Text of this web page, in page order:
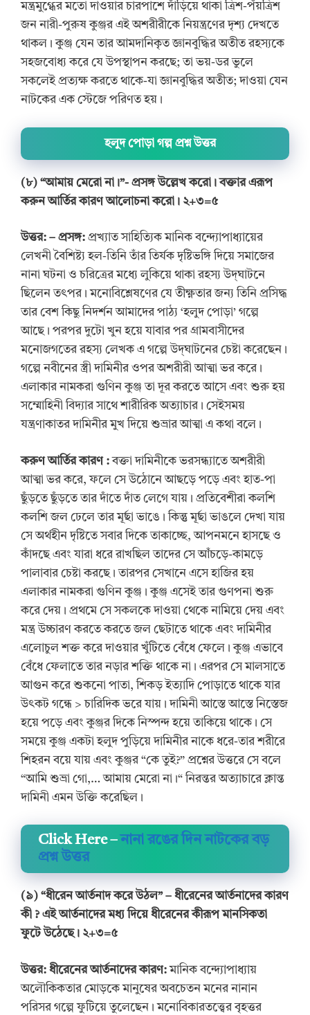
মন্ত্রমুগ্ধের মতো দাওয়ার চারপাশে দাঁড়িয়ে থাকা ত্রিশ-পঁয়ত্রিশ
জন নারী-পুরুষ কুঞ্জর এই অশরীরীকে নিয়ন্ত্রণের দৃশ্য দেখতে
থাকল। কুঞ্জ যেন তার আমদানিকৃত জ্ঞানবুদ্ধির অতীত রহস্যকে
সহজবোধ্য করে যে উপস্থাপন করছে; তা ভয়-ডর ভুলে
সকলেই প্রত্যক্ষ করতে থাকে-যা জ্ঞানবুদ্ধির অতীত; দাওয়া যেন
নাটকের এক স্টেজে পরিণত হয়।
হলুদ পোড়া গল্প প্রশ্ন উত্তর
(৮) “আমায় মেরো না।”- প্রসঙ্গ উল্লেখ করো। বক্তার এরূপ
করুন আর্তির কারণ আলোচনা করো। ২+৩=৫
উত্তর: – প্রসঙ্গ: প্রখ্যাত সাহিত্যিক মানিক বন্দ্যোপাধ্যায়ের
লেখনী বৈশিষ্ট্য হল-তিনি তাঁর তির্যক দৃষ্টিভঙ্গি দিয়ে সমাজের
নানা ঘটনা ও চরিত্রের মধ্যে লুকিয়ে থাকা রহস্য উদ্‌ঘাটনে
ছিলেন তৎপর। মনোবিশ্লেষণের যে তীক্ষ্ণতার জন্য তিনি প্রসিদ্ধ
তার বেশ কিছু নিদর্শন আমাদের পাঠ্য ‘হলুদ পোড়া’ গল্পে
আছে। পরপর দুটো খুন হয়ে যাবার পর গ্রামবাসীদের
মনোজগতের রহস্য লেখক এ গল্পে উদ্‌ঘাটনের চেষ্টা করেছেন।
গল্পে নবীনের স্ত্রী দামিনীর ওপর অশরীরী আত্মা ভর করে।
এলাকার নামকরা গুণিন কুঞ্জ তা দূর করতে আসে এবং শুরু হয়
সম্মোহিনী বিদ্যার সাথে শারীরিক অত্যাচার। সেইসময়
যন্ত্রণাকাতর দামিনীর মুখ দিয়ে শুভ্রার আত্মা এ কথা বলে।
করুণ আর্তির কারণ:বক্তা দামিনীকে ভরসন্ধ্যাতে অশরীরী
আত্মা ভর করে, ফলে সে উঠোনে আছড়ে পড়ে এবং হাত-পা
ছুঁড়তে ছুঁড়তে তার দাঁতে দাঁত লেগে যায়। প্রতিবেশীরা কলশি
কলশি জল ঢেলে তার মূর্ছা ভাঙে। কিন্তু মূর্ছা ভাঙলে দেখা যায়
সে অর্থহীন দৃষ্টিতে সবার দিকে তাকাচ্ছে, আপনমনে হাসছে ও
কাঁদছে এবং যারা ধরে রাখছিল তাদের সে আঁচড়ে-কামড়ে
পালাবার চেষ্টা করছে। তারপর সেখানে এসে হাজির হয়
এলাকার নামকরা গুণিন কুঞ্জ। কুঞ্জ এসেই তার গুণপনা শুরু
করে দেয়। প্রথমে সে সকলকে দাওয়া থেকে নামিয়ে দেয় এবং
মন্ত্র উচ্চারণ করতে করতে জল ছেটাতে থাকে এবং দামিনীর
এলোচুল শক্ত করে দাওয়ার খুঁটিতে বেঁধে ফেলে। কুঞ্জ এভাবে
বেঁধে ফেলাতে তার নড়ার শক্তি থাকে না। এরপর সে মালসাতে
আগুন করে শুকনো পাতা, শিকড় ইত্যাদি পোড়াতে থাকে যার
উৎকট গন্ধে > চারিদিক ভরে যায়। দামিনী আস্তে আস্তে নিস্তেজ
হয়ে পড়ে এবং কুঞ্জর দিকে নিস্পন্দ হয়ে তাকিয়ে থাকে। সে
সময়ে কুঞ্জ একটা হলুদ পুড়িয়ে দামিনীর নাকে ধরে-তার শরীরে
শিহরন বয়ে যায় এবং কুঞ্জর “কে তুই?” প্রশ্নের উত্তরে সে বলে
“আমি শুভ্রা গো,… আমায় মেরো না।“ নিরন্তর অত্যাচারে ক্লান্ত
দামিনী এমন উক্তি করেছিল।
Click Here –নানা রঙের দিন নাটকের বড়
প্রশ্ন উত্তর
(৯) “ধীরেন আর্তনাদ করে উঠল” – ধীরেনের আর্তনাদের কারণ
কী ? এই আর্তনাদের মধ্য দিয়ে ধীরেনের কীরূপ মানসিকতা
ফুটে উঠেছে। ২+৩=৫
উত্তর: ধীরেনের আর্তনাদের কারণ:মানিক বন্দ্যোপাধ্যায়
অলৌকিকতার মোড়কে মানুষের অবচেতন মনের নানান
পরিসর গল্পে ফুটিয়ে তুলেছেন। মনোবিকারতত্ত্বের বৃহত্তর